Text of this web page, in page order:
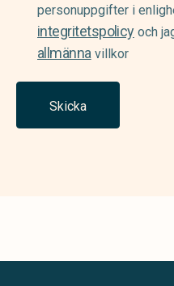
(Required)
personuppgifter i
integritetspolicyoch
allmännavillkor
Skicka